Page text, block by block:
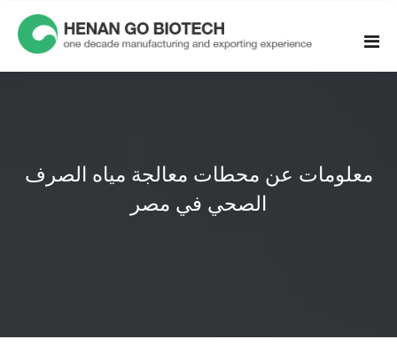
content
معلومات عن محطات معالجة مياه الصرف
الصحي في مصر